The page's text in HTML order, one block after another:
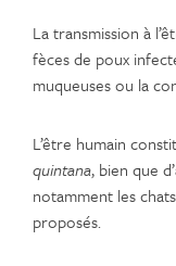
La transmission à
fèces de poux
muqueuses ou la
L’être humain
quintana, bien que
notamment les
proposés.